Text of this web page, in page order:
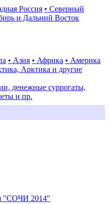
Россия • Северный
и Дальний Восток
• Азия • Африка • Америка
Арктика и другие
денежные суррогаты,
и пр.
"СОЧИ 2014"